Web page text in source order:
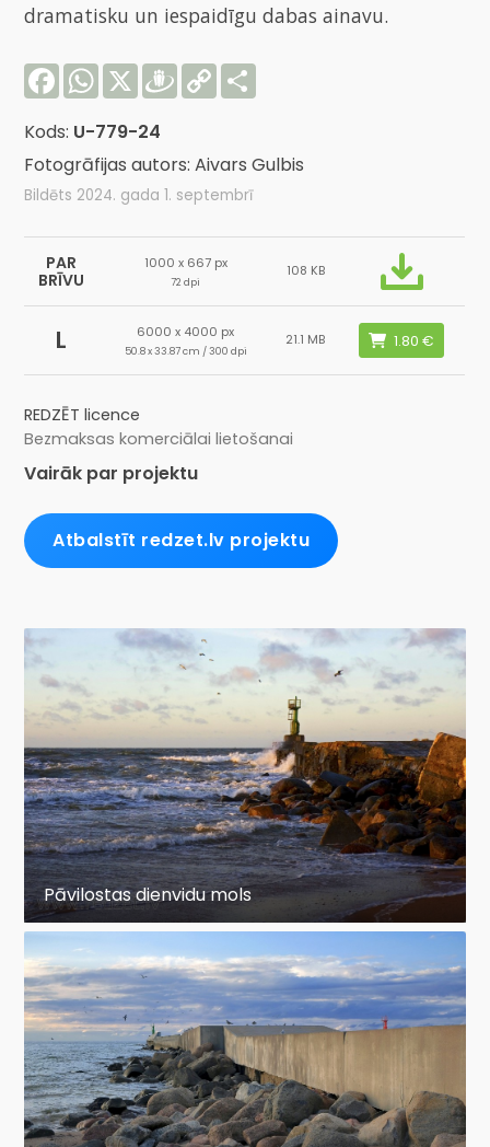
dramatisku un iespaidīgu dabas ainavu.
FacebookWhatsApp
X Draugiem
Copy
Link
Kods: U-779-24
Fotogrāfijas autors: Aivars Gulbis
Bildēts 2024. gada 1. septembrī
PAR
BRĪVU
1000 x 667 px
72 dpi
108 KB
L 6000 x 4000 px
50.8 x 33.87 cm / 300 dpi
21.1 MB
REDZĒT licence
Bezmaksas komerciālai lietošanai
Vairāk par projektu
Atbalstīt redzet.lv projektu
Pāvilostas dienvidu mols